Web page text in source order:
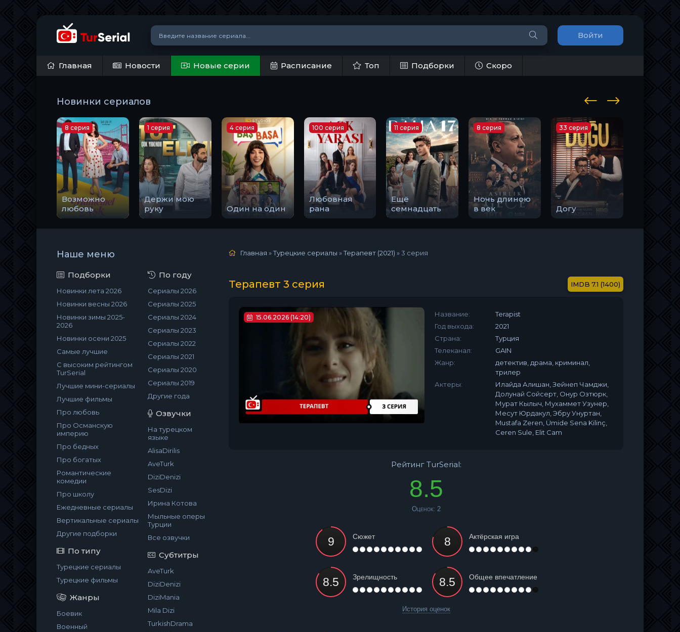
Войти
Главная Новости Новые серии Расписание Топ Подборки Скоро
Новинки сериалов
Возможно
любовь
8 серия
Держи мою
руку
1 серия
Один на один
4 серия
Любовная
рана
100 серия
Ещё
семнадцать
11 серия
Ночь длиною
в век
8 серия
Догу
33 серия
Наше меню
Подборки
Новинки лета 2026
Новинки весны 2026
Новинки зимы 2025-
2026
Новинки осени 2025
Самые лучшие
С высоким рейтингом
TurSerial
Лучшие мини-сериалы
Лучшие фильмы
Про любовь
Про Османскую
империю
Про бедных
Про богатых
Романтические
комедии
Про школу
Ежедневные сериалы
Вертикальные сериалы
Другие подборки
По типу
Турецкие сериалы
Турецкие фильмы
Жанры
Боевик
Военный
По году
Сериалы 2026
Сериалы 2025
Сериалы 2024
Сериалы 2023
Сериалы 2022
Сериалы 2021
Сериалы 2020
Сериалы 2019
Другие года
Озвучки
На турецком
языке
AlisaDirilis
AveTurk
DiziDenizi
SesDizi
Ирина Котова
Мыльные оперы
Турции
Все озвучки
Субтитры
AveTurk
DiziDenizi
DiziMania
Mila Dizi
TurkishDrama
Главная »Турецкие сериалы »Терапевт (2021) »3 серия
Терапевт 3 серия 7.1 (1400)
15.06.2026 (14:20) Название:
Terapist
Год выхода:
2021
Страна:
Турция
Телеканал:
GAIN
Жанр:
детектив, драма, криминал,
трилер
Актеры:
Илайда Алишан, Зейнеп Чамджи,
Долунай Сойсерт, Онур Озтюрк,
Мурат Кылыч, Мухаммет Узунер,
Месут Юрдакул, Эбру Унуртан,
Mustafa Zeren, Ümide Sena Kilinç,
Ceren Sule, Elit Cam
Рейтинг TurSerial:
8.5
Оценок: 2
Сюжет Актёрская игра
Зрелищность Общее впечатление
История оценок